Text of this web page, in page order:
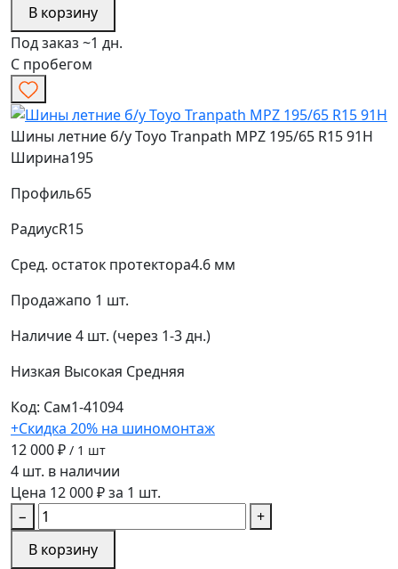
В корзину
Под заказ ~1 дн.
С пробегом
Шины летние б/у Toyo Tranpath MPZ 195/65 R15 91H
Ширина195
Профиль65
РадиусR15
Сред. остаток протектора4.6 мм
Продажапо 1 шт.
Наличие4 шт. (через 1-3 дн.)
Низкая Высокая Средняя
Код: Сам1-41094
+Скидка 20% на шиномонтаж
12 000 ₽ / 1 шт
4 шт. в наличии
Цена 12 000 ₽ за 1 шт.
−
+
В корзину